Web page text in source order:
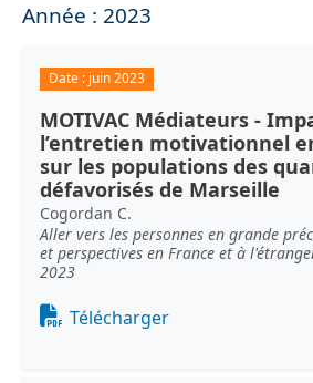
Année : 2023
Date : juin 2023
MOTIVAC Médiateurs -
l’entretien motivationnel
sur les populations des
défavorisés de Marseille
Cogordan C.
Aller vers les personnes en grande
et perspectives en France et à
2023
Document
Télécharger